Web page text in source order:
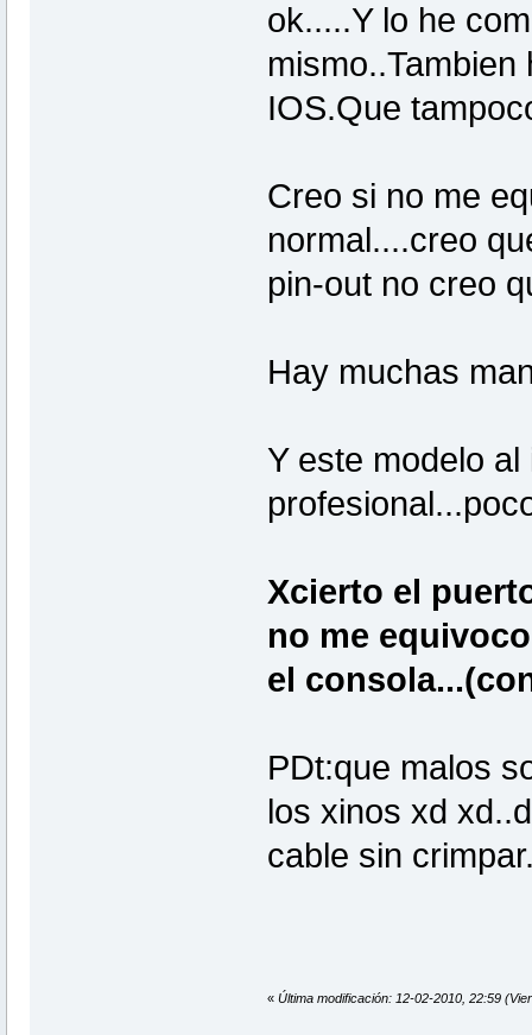
ok.....Y lo he
IOS.Que
Creo si no me
normal....creo
pin-out no creo
Hay muchas
Y este modelo
Xcierto el
no me
el
PDt:que malos
los xinos xd
cable sin
« Última modificación: 12-02-2010, 22:59